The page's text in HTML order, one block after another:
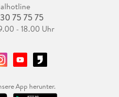
75 75 75
- 18.00 Uhr
App herunter.